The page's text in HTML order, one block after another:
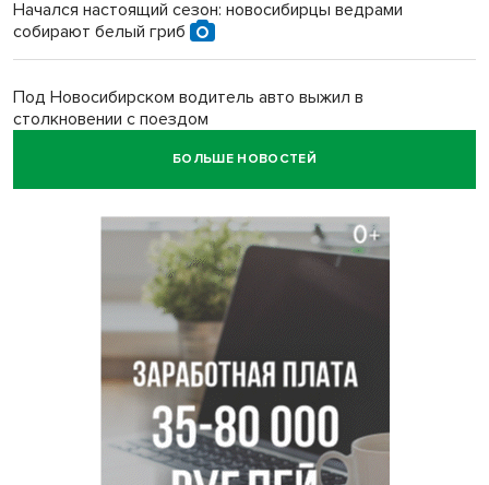
Начался настоящий сезон: новосибирцы ведрами
собирают белый гриб
Под Новосибирском водитель авто выжил в
столкновении с поездом
БОЛЬШЕ НОВОСТЕЙ